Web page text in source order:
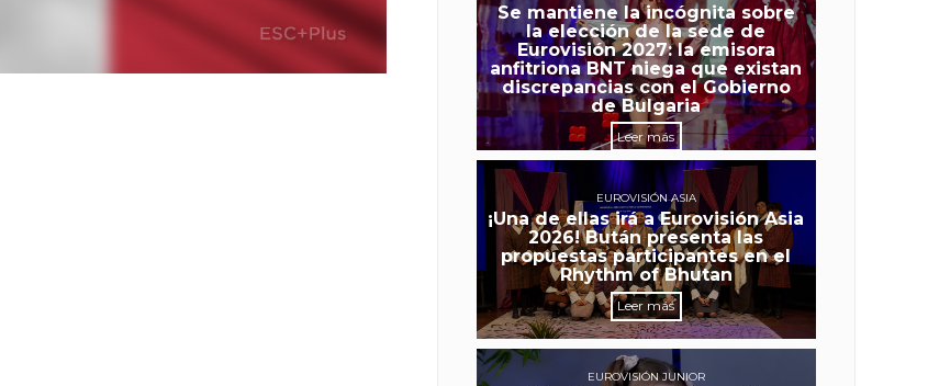
Se mantiene la incógnita sobre
la elección de la sede de
Eurovisión 2027: la emisora
anfitriona BNT niega que existan
discrepancias con el Gobierno
de Bulgaria
Leer más
EUROVISIÓN ASIA
¡Una de ellas irá a Eurovisión Asia
2026! Bután presenta las
propuestas participantes en el
Rhythm of Bhutan
Leer más
EUROVISIÓN JUNIOR